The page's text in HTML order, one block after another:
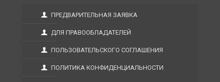
ПРЕДВАРИТЕЛЬНАЯ ЗАЯВКА
ДЛЯ ПРАВООБЛАДАТЕЛЕЙ
ПОЛЬЗОВАТЕЛЬСКОГО СОГЛАШЕНИЯ
ПОЛИТИКА КОНФИДЕНЦИАЛЬНОСТИ